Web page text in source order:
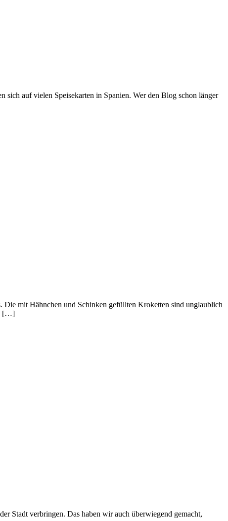
sich auf vielen Speisekarten in Spanien. Wer den Blog schon länger
Die mit Hähnchen und Schinken gefüllten Kroketten sind unglaublich
[…]
Stadt verbringen. Das haben wir auch überwiegend gemacht,